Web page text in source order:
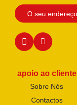
apoio ao cliente
Sobre Nós
Contactos